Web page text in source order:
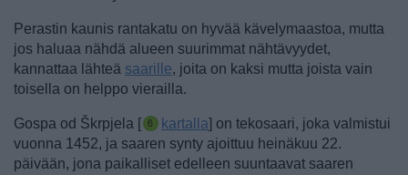
Perastin kaunis rantakatu on hyvää kävelymaastoa, mutta
jos haluaa nähdä alueen suurimmat nähtävyydet,
kannattaa lähteä saarille, joita on kaksi mutta joista vain
toisella on helppo vierailla.
Gospa od Škrpjela [ kartalla] on tekosaari, joka valmistui
vuonna 1452, ja saaren synty ajoittuu heinäkuu 22.
päivään, jona paikalliset edelleen suuntaavat saaren